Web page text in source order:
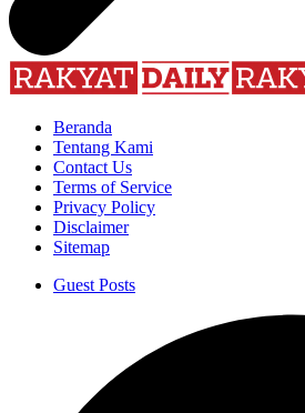
Beranda
Tentang Kami
Contact Us
Terms of Service
Privacy Policy
Disclaimer
Sitemap
Guest Posts